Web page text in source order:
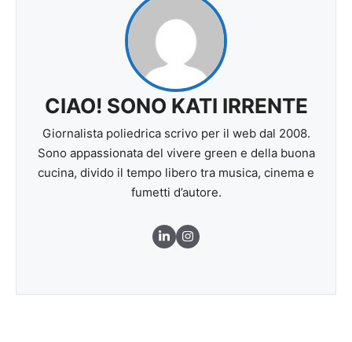
CIAO! SONO KATI IRRENTE
Giornalista poliedrica scrivo per il web dal 2008.
Sono appassionata del vivere green e della buona
cucina, divido il tempo libero tra musica, cinema e
fumetti d’autore.